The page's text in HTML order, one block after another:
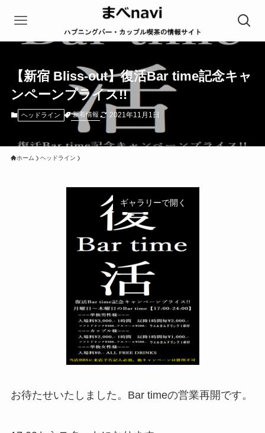
【新宿 Bliss-out】復活Bar time記念キャ
ンペーンプライス!!
ヘッドライン 新着情報 2021年11月1日
ホーム ヘッドライン
ギャラリーで開く
お待たせいたしました。Bar timeの営業再開です。